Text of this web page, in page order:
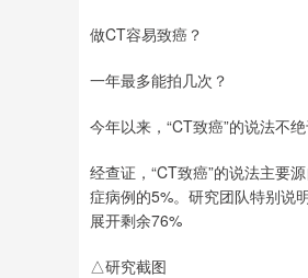
做CT容易致癌？
一年最多能拍几次？
今年以来，“CT致癌”的说法不
经查证，“CT致癌”的说法主要
症病例的5%。研究团队特别说
展开剩余76%
△研究截图